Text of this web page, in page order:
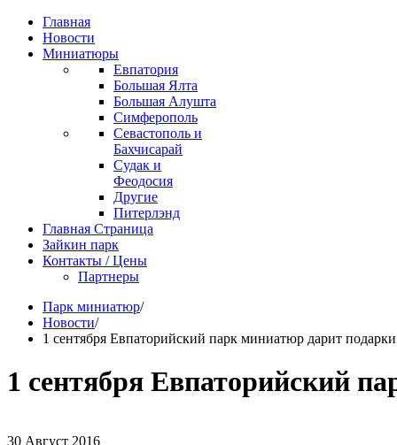
Главная
Новости
Миниатюры
Евпатория
Большая Ялта
Большая Алушта
Симферополь
Севастополь и
Бахчисарай
Судак и
Феодосия
Другие
Питерлэнд
Главная Страница
Зайкин парк
Контакты / Цены
Партнеры
Парк миниатюр/
Новости/
1 сентября Евпаторийский парк миниатюр дарит подарки
1 сентября Евпаторийский
30 Август 2016